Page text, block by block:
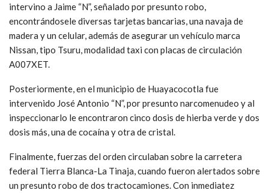
intervino a Jaime “N”, señalado por presunto robo,
encontrándosele diversas tarjetas bancarias, una navaja de
madera y un celular, además de asegurar un vehículo marca
Nissan, tipo Tsuru, modalidad taxi con placas de circulación
A007XET.
Posteriormente, en el municipio de Huayacocotla fue
intervenido José Antonio “N”, por presunto narcomenudeo y al
inspeccionarlo le encontraron cinco dosis de hierba verde y dos
dosis más, una de cocaína y otra de cristal.
Finalmente, fuerzas del orden circulaban sobre la carretera
federal Tierra Blanca-La Tinaja, cuando fueron alertados sobre
un presunto robo de dos tractocamiones. Con inmediatez